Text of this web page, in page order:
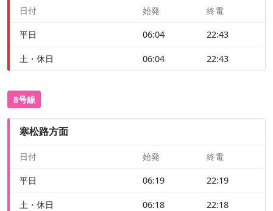
日付 始発 終電
平日 06:04 22:43
土・休日 06:04 22:43
8号線
寒松路方面
日付 始発 終電
平日 06:19 22:19
土・休日 06:18 22:18